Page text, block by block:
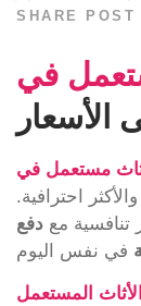
SHARE POST
في
الأسعار
مستعمل في
احترافية.
تنافسية مع دفع
المستعمل